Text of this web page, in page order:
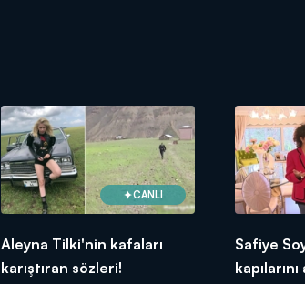
CANLI
Aleyna Tilki'nin kafaları
karıştıran sözleri!
Safiye
kapılarını